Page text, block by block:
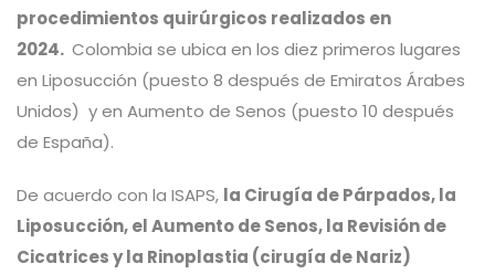
procedimientos quirúrgicos realizados en
2024. Colombia se ubica en los diez primeros lugares
en Liposucción (puesto 8 después de Emiratos Árabes
Unidos) y en Aumento de Senos (puesto 10 después
de España).
De acuerdo con la ISAPS, la Cirugía de Párpados, la
Liposucción, el Aumento de Senos, la Revisión de
Cicatrices y la Rinoplastia (cirugía de Nariz)